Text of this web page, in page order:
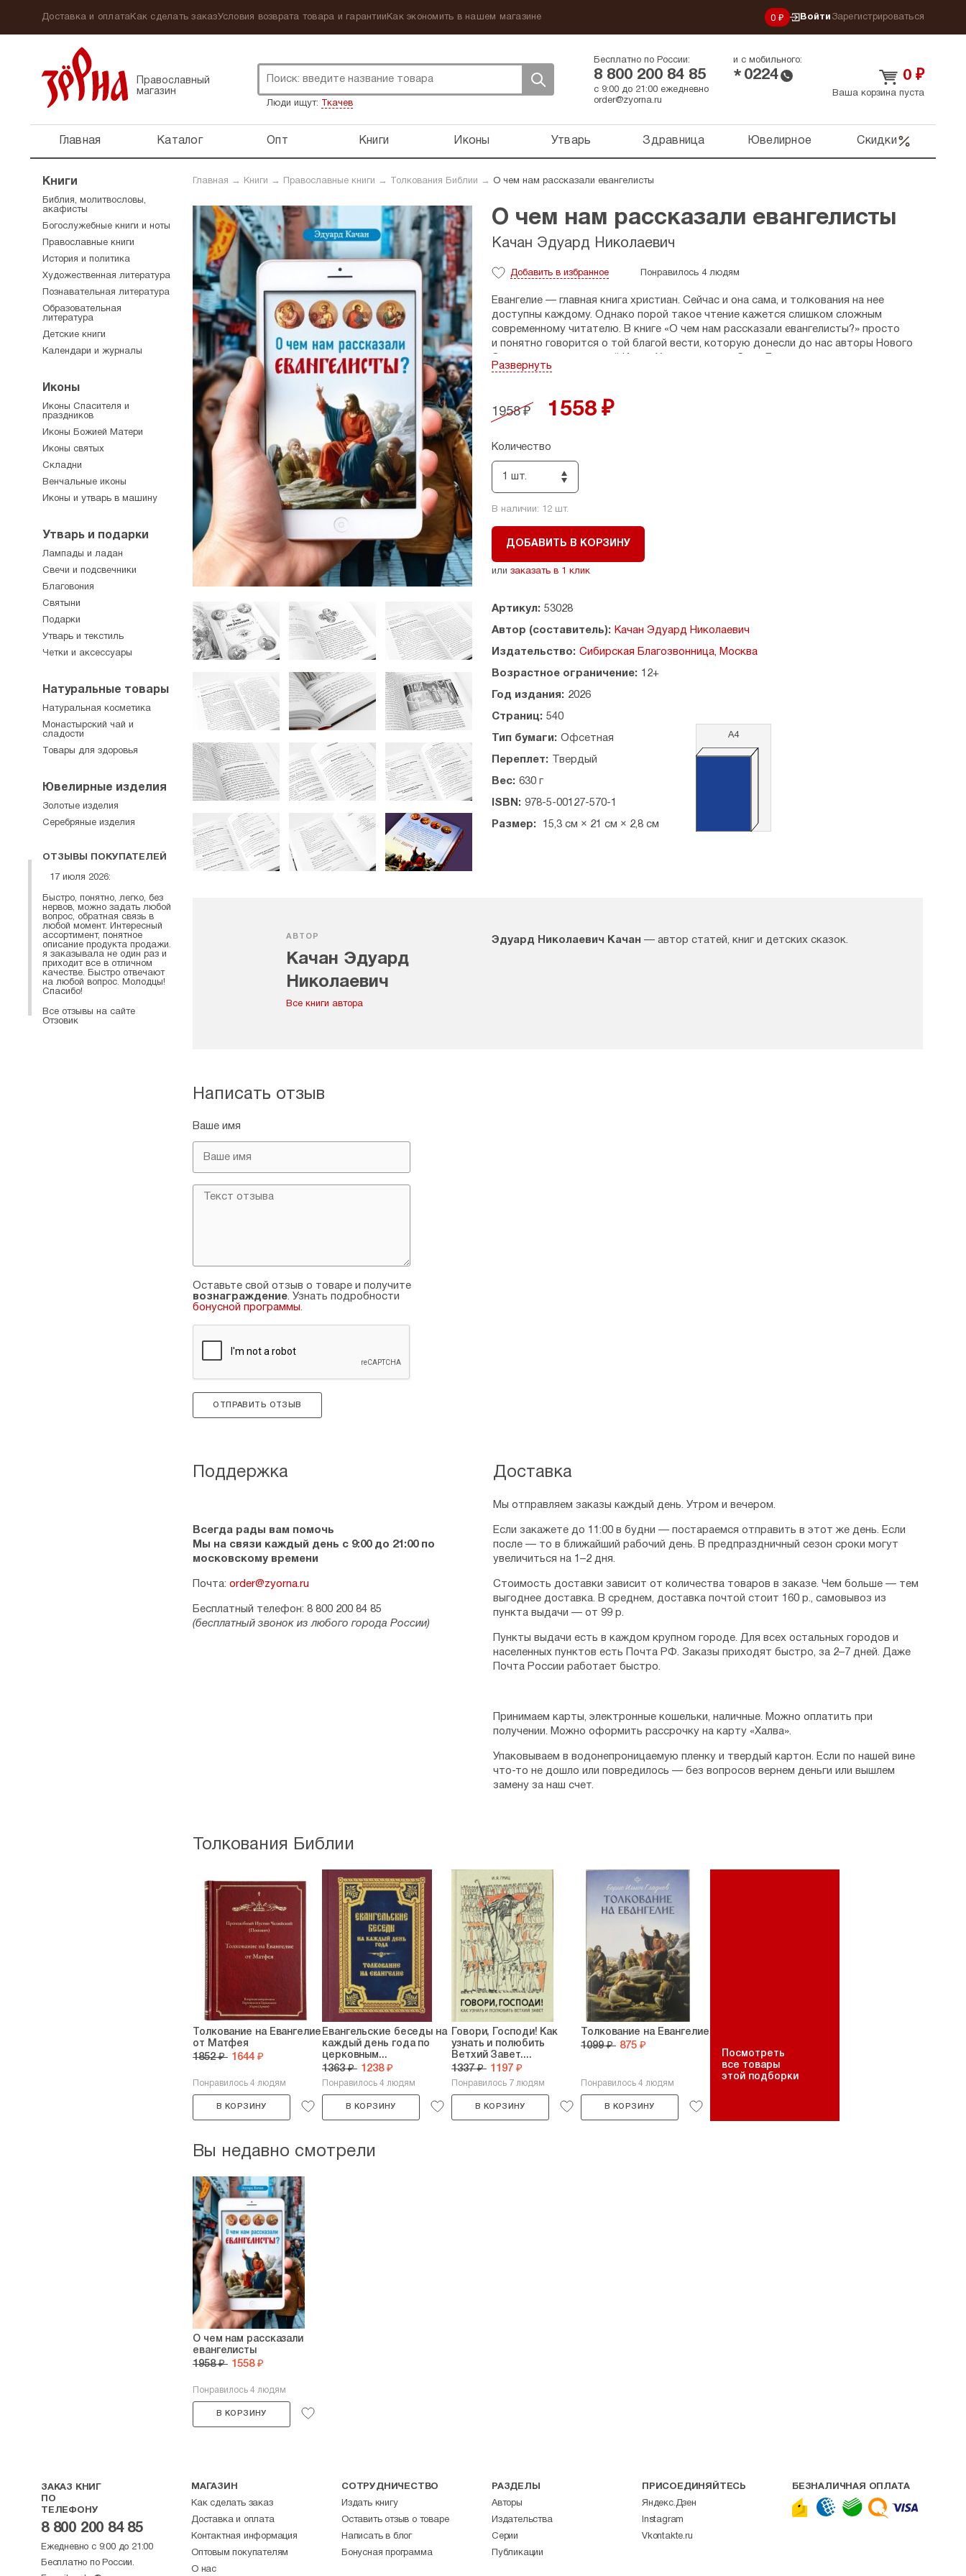
Доставка и оплатаКак сделать заказУсловия возврата товара и гарантии Как экономить в нашем магазине 0 ₽ Войти Зарегистрироваться
Православный
магазин
Люди ищут: Ткачев
Бесплатно по России:
8 800 200 84 85
и с мобильного:
* 0224
с 9:00 до 21:00 ежедневно
order@zyorna.ru
0 ₽
Ваша корзина пуста
Главная Каталог Опт Книги Иконы Утварь Здравница Ювелирное Скидки
Главная → Книги → Православные книги → Толкования Библии → О чем нам рассказали евангелисты
О чем нам рассказали евангелисты
Качан Эдуард Николаевич
Добавить в избранное Понравилось 4 людям
Евангелие — ​главная книга христиан. Сейчас и она сама, и толкования на нее
доступны каждому. Однако порой такое чтение кажется слишком сложным
современному читателю. В книге «О чем нам рассказали евангелисты?» просто
и понятно говорится о той благой вести, которую донесли до нас авторы Нового
и как все это относится к жизни каждого из нас.
Развернуть
1958 ₽ 1558 ₽
Количество
1 шт.
В наличии: 12шт.
ДОБАВИТЬ В КОРЗИНУ
или заказать в 1 клик
Артикул: 53028
Автор (составитель): Качан Эдуард Николаевич
Издательство: Сибирская Благозвонница, Москва
Возрастное ограничение: 12+
Год издания: 2026
Страниц: 540
Тип бумаги: Офсетная
Переплет: Твердый
Вес: 630 г
ISBN: 978-5-00127-570-1
Размер: 15,3 см × 21 см × 2,8 см
А4
АВТОР
Качан Эдуард
Николаевич
Все книги автора
Эдуард Николаевич Качан — автор статей, книг и детских сказок.
Написать отзыв
Ваше имя
Оставьте свой отзыв о товаре и получите
вознаграждение. Узнать подробности
бонусной программы.
ОТПРАВИТЬ ОТЗЫВ
Поддержка
Всегда рады вам помочь
Мы на связи каждый день с 9:00 до 21:00 по
московскому времени
Почта: order@zyorna.ru
Бесплатный телефон: 8 800 200 84 85
(бесплатный звонок из любого города России)
Доставка
Мы отправляем заказы каждый день. Утром и вечером.
Если закажете до 11:00 в будни — постараемся отправить в этот же день. Если
после — то в ближайший рабочий день. В предпраздничный сезон сроки могут
увеличиться на 1–2 дня.
Стоимость доставки зависит от количества товаров в заказе. Чем больше — тем
выгоднее доставка. В среднем, доставка почтой стоит 160 р., самовывоз из
пункта выдачи — от 99 р.
Пункты выдачи есть в каждом крупном городе. Для всех остальных городов и
населенных пунктов есть Почта РФ. Заказы приходят быстро, за 2–7 дней. Даже
Почта России работает быстро.
Принимаем карты, электронные кошельки, наличные. Можно оплатить при
получении. Можно оформить рассрочку на карту «Халва».
Упаковываем в водонепроницаемую пленку и твердый картон. Если по нашей вине
что-то не дошло или повредилось — без вопросов вернем деньги или вышлем
замену за наш счет.
Толкования Библии
Толкование на Евангелие
от Матфея
1852 ₽ 1644 ₽
Понравилось 4 людям
В КОРЗИНУ
Евангельские беседы на
каждый день года по
церковным...
1363 ₽ 1238 ₽
Понравилось 4 людям
В КОРЗИНУ
Говори, Господи! Как
узнать и полюбить
Ветхий Завет....
1337 ₽ 1197 ₽
Понравилось 7 людям
В КОРЗИНУ
Толкование на Евангелие
1099 ₽ 875 ₽
Понравилось 4 людям
В КОРЗИНУ
Посмотреть
все товары
этой подборки
Вы недавно смотрели
О чем нам рассказали
евангелисты
1958 ₽ 1558 ₽
Понравилось 4 людям
В КОРЗИНУ
Книги
Библия, молитвословы,
акафисты
Богослужебные книги и ноты
Православные книги
История и политика
Художественная литература
Познавательная литература
Образовательная
литература
Детские книги
Календари и журналы
Иконы
Иконы Спасителя и
праздников
Иконы Божией Матери
Иконы святых
Складни
Венчальные иконы
Иконы и утварь в машину
Утварь и подарки
Лампады и ладан
Свечи и подсвечники
Благовония
Святыни
Подарки
Утварь и текстиль
Четки и аксессуары
Натуральные товары
Натуральная косметика
Монастырский чай и
сладости
Товары для здоровья
Ювелирные изделия
Золотые изделия
Серебряные изделия
ОТЗЫВЫ ПОКУПАТЕЛЕЙ
17 июля 2026:
Быстро, понятно, легко, без
нервов, можно задать любой
вопрос, обратная связь в
любой момент. Интересный
ассортимент, понятное
описание продукта продажи.
я заказывала не один раз и
приходит все в отличном
качестве. Быстро отвечают
на любой вопрос. Молодцы!
Спасибо!
Все отзывы на сайте
Отзовик
ЗАКАЗ КНИГ
ПО
ТЕЛЕФОНУ
8 800 200 84 85
Ежедневно с 9:00 до 21:00
Бесплатно по России.
МАГАЗИН
Как сделать заказ
Доставка и оплата
Контактная информация
Оптовым покупателям
О нас
СОТРУДНИЧЕСТВО
Издать книгу
Оставить отзыв о товаре
Написать в блог
Бонусная программа
РАЗДЕЛЫ
Авторы
Издательства
Серии
Публикации
ПРИСОЕДИНЯЙТЕСЬ
Яндекс.Дзен
Instagram
Vkontakte.ru
БЕЗНАЛИЧНАЯ ОПЛАТА